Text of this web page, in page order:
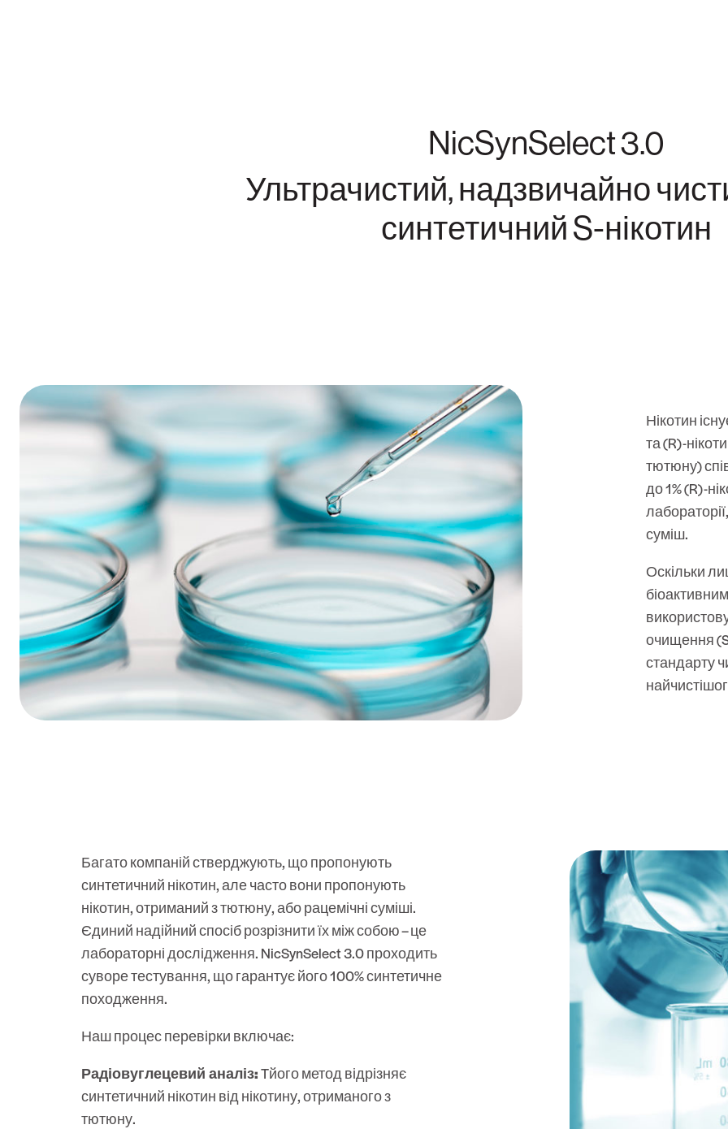
NicSynSelect 3.0
Ультрачистий, надзвичайно
синтетичний S-нікотин
Нікотин
та (R)-
тютюну)
до 1% (R)-
суміш.
Оскільки
очищення
стандарту
Багато компаній стверджують, що пропонують
синтетичний нікотин, але часто вони пропонують
нікотин, отриманий з тютюну, або рацемічні суміші.
Єдиний надійний спосіб розрізнити їх між собою – це
лабораторні дослідження. NicSynSelect 3.0 проходить
суворе тестування, що гарантує його 100% синтетичне
походження.
Наш процес перевірки включає:
Радіовуглецевий аналіз:Tйого метод відрізняє
синтетичний нікотин від нікотину, отриманого з
тютюну.